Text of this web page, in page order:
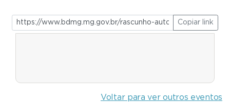
Copiar link
Voltar para ver outros eventos